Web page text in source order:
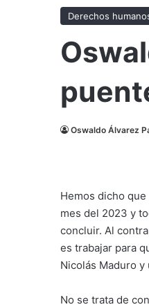
Derechos
Oswaldo Álvarez
Hemos dicho
mes del 2023 y
concluir. Al
es trabajar para
Nicolás Maduro
No se trata de